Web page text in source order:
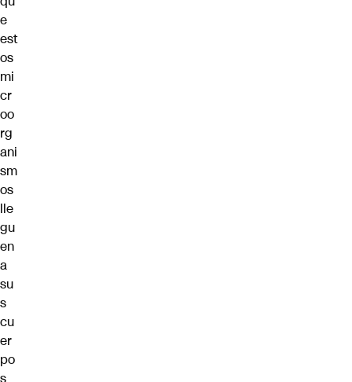
e
est
os
mi
cr
oo
rg
ani
sm
os
lle
gu
en
a
su
s
cu
er
po